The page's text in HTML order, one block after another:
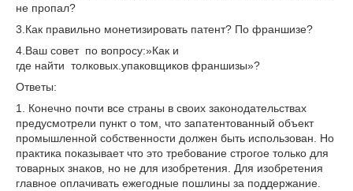
не пропал?
3.Как правильно монетизировать патент? По франшизе?
4.Ваш совет по вопросу:»Как и
где найти толковых.упаковщиков франшизы»?
Ответы:
1. Конечно почти все страны в своих законодательствах
предусмотрели пункт о том, что запатентованный объект
промышленной собственности должен быть использован. Но
практика показывает что это требование строгое только для
товарных знаков, но не для изобретения. Для изобретения
главное оплачивать ежегодные пошлины за поддержание.